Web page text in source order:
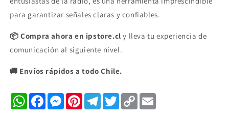
para garantizar señales claras y confiables.
📦 Compra ahora en ipstore.cl y lleva tu experiencia de
comunicación al siguiente nivel.
🚚 Envíos rápidos a todo Chile.
WhatsAppFacebookMessengerPinterestTelegramTwitterCopy
Link